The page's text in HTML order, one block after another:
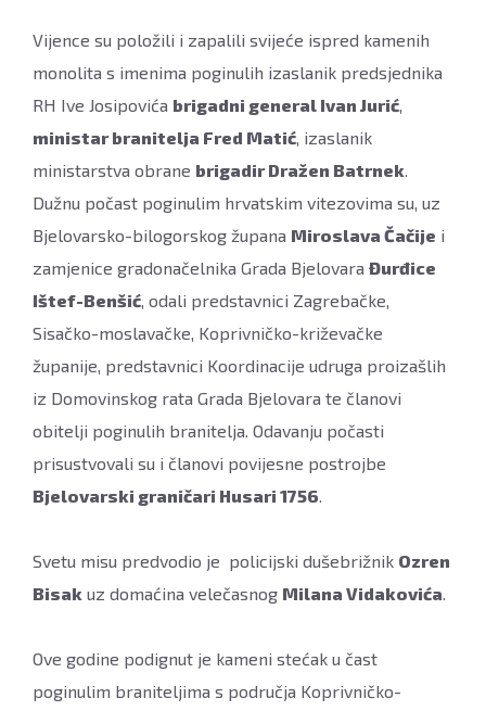
Vijence su položili i zapalili svijeće ispred kamenih
monolita s imenima poginulih izaslanik predsjednika
RH Ive Josipovića brigadni general Ivan Jurić
ministar branitelja Fred Matić , izaslanik
ministarstva obrane brigadir Dražen Batrnek
Dužnu počast poginulim hrvatskim vitezovima su, uz
Bjelovarsko-bilogorskog župana Miroslava Čačije i
zamjenice gradonačelnika Grada Bjelovara Đurđice
Ištef-Benšić , odali predstavnici Zagrebačke,
Sisačko-moslavačke, Koprivničko-križevačke
županije, predstavnici Koordinacije udruga proizašlih
iz Domovinskog rata Grada Bjelovara te članovi
obitelji poginulih branitelja. Odavanju počasti
prisustvovali su i članovi povijesne postrojbe
Bjelovarski graničari Husari 1756
Svetu misu predvodio je policijski dušebrižnik Ozren
Bisak uz domaćina velečasnog Milana Vidakovića
Ove godine podignut je kameni stećak u čast
poginulim braniteljima s područja Koprivničko-